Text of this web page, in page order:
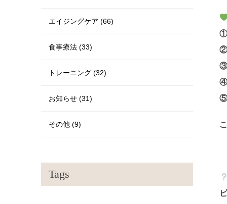
①
エイジングケア (66)
食事療法 (33)
トレーニング (32)
お知らせ (31)
その他 (9)
Tags